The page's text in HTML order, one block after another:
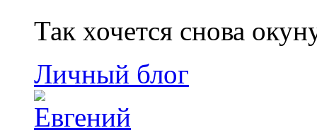
Так хочется снова
Личный блог